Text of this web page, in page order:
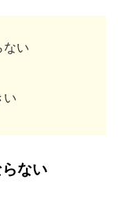
ない
い
ない